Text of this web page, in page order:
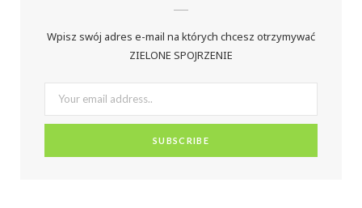
Wpisz swój adres e-mail na których chcesz otrzymywać
ZIELONE SPOJRZENIE